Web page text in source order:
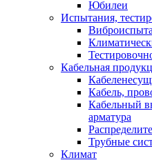
Юбилеи
Испытания,
Кабельная
Кабель,
Кабельный
арматура
Трубные
Климат